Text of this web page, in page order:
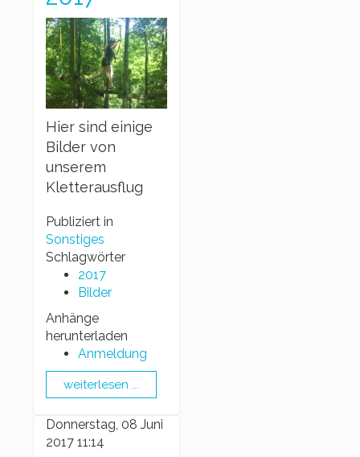
Hier sind einige
Bilder von
unserem
Kletterausflug
Publiziert in
Sonstiges
Schlagwörter
2017
Bilder
Anhänge
herunterladen
Anmeldung
weiterlesen ...
Donnerstag, 08 Juni
2017 11:14